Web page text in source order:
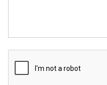
допустить
на Лермонтова.